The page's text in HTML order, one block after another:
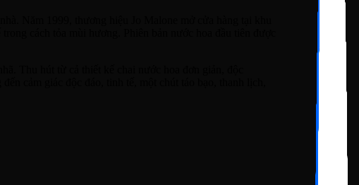
Năm 1999, thương hiệu Jo Malone mở cửa hàng tại khu
cách tỏa mùi hương. Phiên bản nước hoa đầu tiên được
Thu hút từ cả thiết kế chai nước hoa đơn giản, độc
cảm giác độc đáo, tinh tế, một chút táo bạo, thanh lịch,